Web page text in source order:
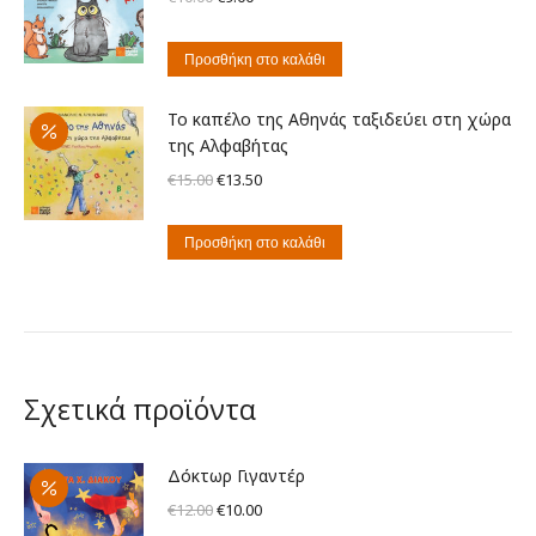
was: τιμή
€9.00.
Προσθήκη στο καλάθι
Το καπέλο της Αθηνάς ταξιδεύει στη χώρα
της Αλφαβήτας
€15.00Original
was:
€13.50Η
τιμή
Προσθήκη στο καλάθι
Σχετικά προϊόντα
Δόκτωρ Γιγαντέρ
€12.00Original
€10.00Η